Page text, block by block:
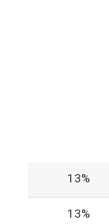
13%
13%